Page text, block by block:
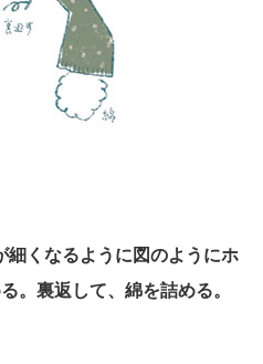
細くなるように図のようにホ
。裏返して、綿を詰める。